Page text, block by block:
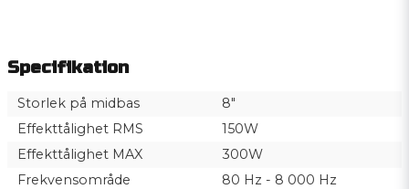
Specifikation
Storlek på midbas
8"
Effekttålighet RMS
150W
Effekttålighet MAX
300W
Frekvensområde
80 Hz - 8 000 Hz